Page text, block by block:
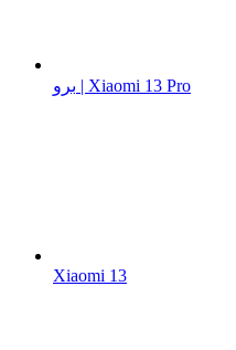
برو | Xiaomi 13 Pro
Xiaomi 13